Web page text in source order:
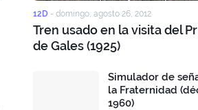
12D - domingo, agosto 26, 2012
Tren usado en la visita del
de Gales (1925)
Simulador de
la Fraternidad
1960)